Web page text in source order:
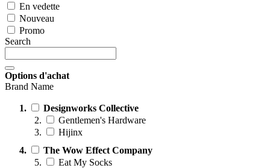
En vedette
Nouveau
Promo
Search
Options d'achat
Brand Name
Designworks Collective
Gentlemen's Hardware
Hijinx
The Wow Effect Company
Eat My Socks